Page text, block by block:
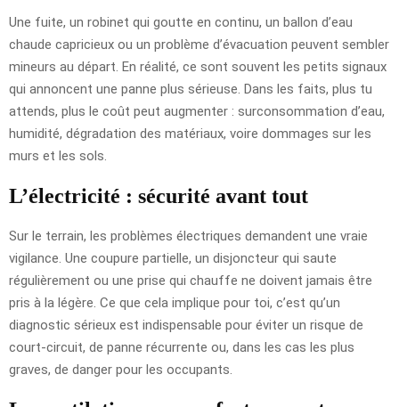
Une fuite, un robinet qui goutte en continu, un ballon d’eau
chaude capricieux ou un problème d’évacuation peuvent sembler
mineurs au départ. En réalité, ce sont souvent les petits signaux
qui annoncent une panne plus sérieuse. Dans les faits, plus tu
attends, plus le coût peut augmenter : surconsommation d’eau,
humidité, dégradation des matériaux, voire dommages sur les
murs et les sols.
L’électricité : sécurité avant tout
Sur le terrain, les problèmes électriques demandent une vraie
vigilance. Une coupure partielle, un disjoncteur qui saute
régulièrement ou une prise qui chauffe ne doivent jamais être
pris à la légère. Ce que cela implique pour toi, c’est qu’un
diagnostic sérieux est indispensable pour éviter un risque de
court-circuit, de panne récurrente ou, dans les cas les plus
graves, de danger pour les occupants.